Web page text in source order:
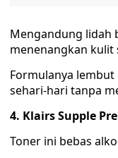
Mengandung lidah
menenangkan
Formulanya
sehari-hari tanpa
4. Klairs Supple
Toner ini bebas